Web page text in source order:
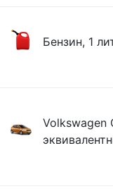
Бензин, 1
Volkswagen